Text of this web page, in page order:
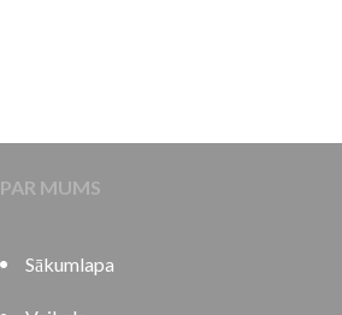
PAR MUMS
Sākumlapa